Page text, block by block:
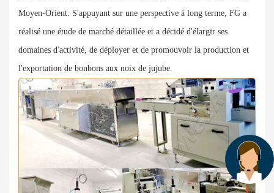
Moyen-Orient. S'appuyant sur une perspective à long terme, FG a
réalisé une étude de marché détaillée et a décidé d'élargir ses
domaines d'activité, de déployer et de promouvoir la production et
l'exportation de bonbons aux noix de jujube.